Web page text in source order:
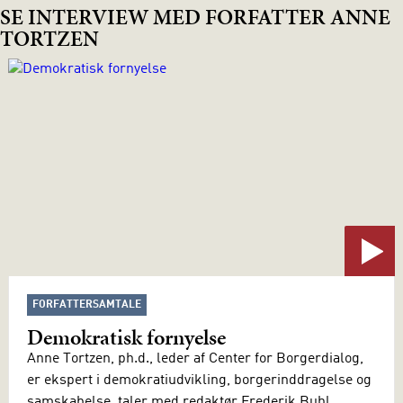
SE INTERVIEW MED FORFATTER ANNE
TORTZEN
FORFATTERSAMTALE
Demokratisk fornyelse
Anne Tortzen, ph.d., leder af Center for Borgerdialog,
er ekspert i demokratiudvikling, borgerinddragelse og